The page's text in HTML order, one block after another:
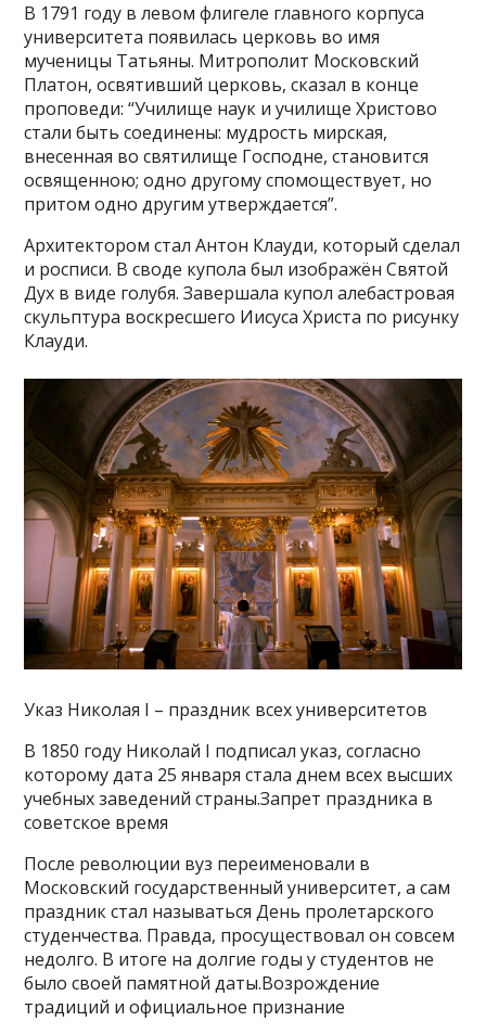
В 1791 году в левом флигеле главного корпуса
университета появилась церковь во имя
мученицы Татьяны. Митрополит Московский
Платон, освятивший церковь, сказал в конце
проповеди: “Училище наук и училище Христово
стали быть соединены: мудрость мирская,
внесенная во святилище Господне, становится
освященною; одно другому спомоществует, но
притом одно другим утверждается”.
Архитектором стал Антон Клауди, который сделал
и росписи. В своде купола был изображён Святой
Дух в виде голубя. Завершала купол алебастровая
скульптура воскресшего Иисуса Христа по рисунку
Клауди.
Указ Николая I – праздник всех университетов
В 1850 году Николай I подписал указ, согласно
которому дата 25 января стала днем всех высших
учебных заведений страны.Запрет праздника в
советское время
После революции вуз переименовали в
Московский государственный университет, а сам
праздник стал называться День пролетарского
студенчества. Правда, просуществовал он совсем
недолго. В итоге на долгие годы у студентов не
было своей памятной даты.Возрождение
традиций и официальное признание